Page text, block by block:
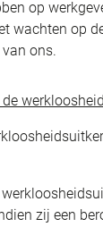
op
wachten op
ons.
zij een